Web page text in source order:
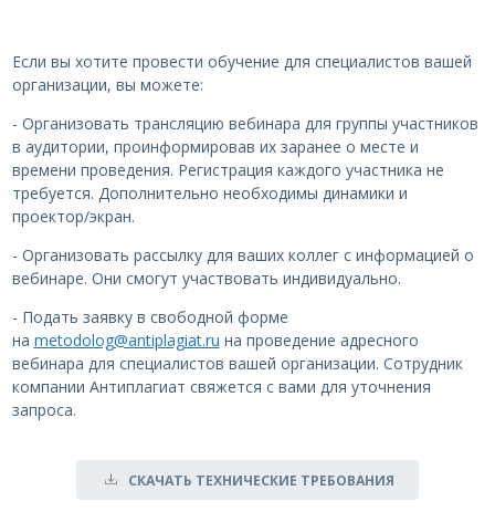
Если вы хотите провести обучение для специалистов вашей
организации, вы можете:
- Организовать трансляцию вебинара для группы участников
в аудитории, проинформировав их заранее о месте и
времени проведения. Регистрация каждого участника не
требуется. Дополнительно необходимы динамики и
проектор/экран.
- Организовать рассылку для ваших коллег с информацией о
вебинаре. Они смогут участвовать индивидуально.
- Подать заявку в свободной форме
на metodolog@antiplagiat.ru на проведение адресного
вебинара для специалистов вашей организации. Сотрудник
компании Антиплагиат свяжется с вами для уточнения
запроса.
СКАЧАТЬ ТЕХНИЧЕСКИЕ ТРЕБОВАНИЯ